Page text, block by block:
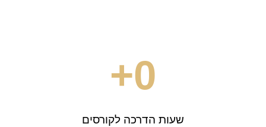
שעות הדרכה לקורסים
0
+